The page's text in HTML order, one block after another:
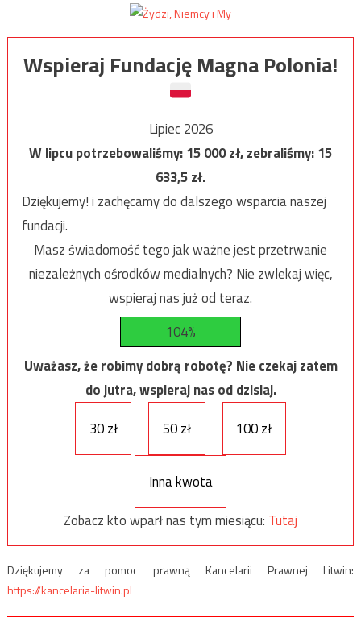
Wspieraj Fundację Magna Polonia!
Lipiec 2026
W lipcu potrzebowaliśmy:15 000zł, zebraliśmy:15
633,5zł.
Dziękujemy! i zachęcamy do dalszego wsparcia naszej
fundacji.
Masz świadomość tego jak ważne jest przetrwanie
niezależnych ośrodków medialnych? Nie zwlekaj więc,
wspieraj nas już od teraz.
104%
Uważasz, że robimy dobrą robotę? Nie czekaj zatem
do jutra, wspieraj nas od dzisiaj.
30 zł
50 zł 100 zł
Inna kwota
Zobacz kto wparł nas tym miesiącu: Tutaj
Dziękujemy za pomoc prawną Kancelarii Prawnej Litwin:
https://kancelaria-litwin.pl